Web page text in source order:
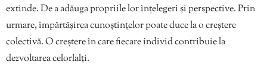
extinde. De a adăuga propriile lor înțelegeri și perspective. Prin
urmare, împărtășirea cunoștințelor poate duce la o creștere
colectivă. O creștere în care fiecare individ contribuie la
dezvoltarea celorlalți.